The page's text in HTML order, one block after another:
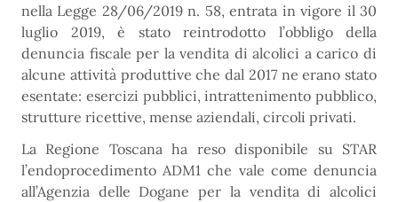
nella Legge 28/06/2019 n. 58, entrata in vigore il 30
luglio 2019, è stato reintrodotto l’obbligo della
denuncia fiscale per la vendita di alcolici a carico di
alcune attività produttive che dal 2017 ne erano stato
esentate: esercizi pubblici, intrattenimento pubblico,
strutture ricettive, mense aziendali, circoli privati.
La Regione Toscana ha reso disponibile su STAR
l’endoprocedimento ADM1 che vale come denuncia
all’Agenzia delle Dogane per la vendita di alcolici